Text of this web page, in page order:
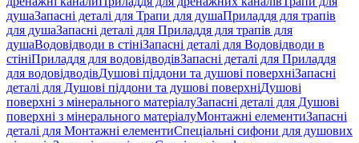
душаЗапасні деталі для Трапи для душаПриладдя для трапів
для душаЗапасні деталі для Приладдя для трапів для
душаВодовідводи в стініЗапасні деталі для Водовідводи в
стініПриладдя для водовідводівЗапасні деталі для Приладдя
для водовідводівДушові піддони та душові поверхніЗапасні
деталі для Душові піддони та душові поверхніДушові
поверхні з мінерального матеріалуЗапасні деталі для Душові
поверхні з мінерального матеріалуМонтажні елементиЗапасні
деталі для Монтажні елементиСпеціальні сифони для душових